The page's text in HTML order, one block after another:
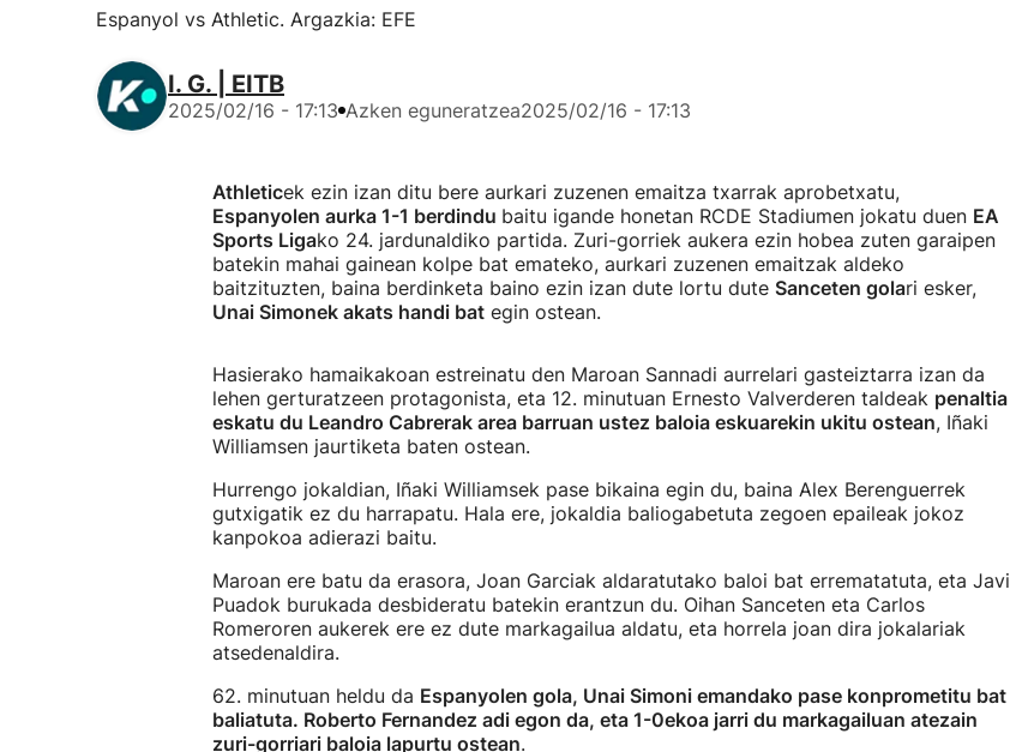
Espanyol vs Athletic. Argazkia: EFE
I. G. | EITB
2025/02/16 - 17:13 Azken eguneratzea2025/02/16 - 17:13
Athleticek ezin izan ditu bere aurkari zuzenen emaitza txarrak aprobetxatu,
Espanyolen aurka 1-1 berdindu baitu igande honetan RCDE Stadiumen jokatu duen EA
Sports Ligako 24. jardunaldiko partida. Zuri-gorriek aukera ezin hobea zuten garaipen
batekin mahai gainean kolpe bat emateko, aurkari zuzenen emaitzak aldeko
baitzituzten, baina berdinketa baino ezin izan dute lortu dute Sanceten golari esker,
Unai Simonek akats handi bat egin ostean.
Hasierako hamaikakoan estreinatu den Maroan Sannadi aurrelari gasteiztarra izan da
lehen gerturatzeen protagonista, eta 12. minutuan Ernesto Valverderen taldeak penaltia
eskatu du Leandro Cabrerak area barruan ustez baloia eskuarekin ukitu ostean, Iñaki
Williamsen jaurtiketa baten ostean.
Hurrengo jokaldian, Iñaki Williamsek pase bikaina egin du, baina Alex Berenguerrek
gutxigatik ez du harrapatu. Hala ere, jokaldia baliogabetuta zegoen epaileak jokoz
kanpokoa adierazi baitu.
Maroan ere batu da erasora, Joan Garciak aldaratutako baloi bat errematatuta, eta Javi
Puadok burukada desbideratu batekin erantzun du. Oihan Sanceten eta Carlos
Romeroren aukerek ere ez dute markagailua aldatu, eta horrela joan dira jokalariak
atsedenaldira.
62. minutuan heldu da Espanyolen gola, Unai Simoni emandako pase konprometitu bat
baliatuta. Roberto Fernandez adi egon da, eta 1-0ekoa jarri du markagailuan atezain
zuri-gorriari baloia lapurtu ostean.